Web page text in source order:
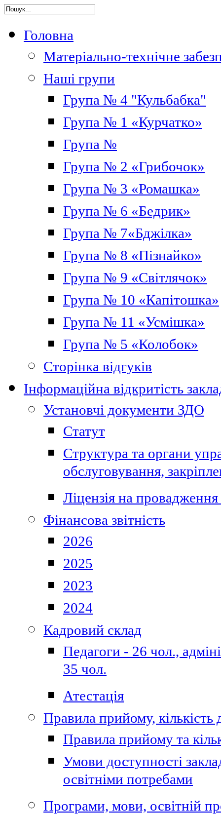
Головна
Матеріально-технічне
Наші групи
Група № 4 "Кульбабка"
Група № 1 «Курчатко»
Група №
Група № 2 «Грибочок»
Група № 3 «Ромашка»
Група № 6 «Бедрик»
Група № 7«Бджілка»
Група № 8 «Пізнайко»
Група № 9 «Світлячок»
Група № 10 «Капітошка»
Група № 11 «Усмішка»
Група № 5 «Колобок»
Сторінка відгуків
Інформаційна відкритість
Установчі документи ЗДО
Статут
Структура та органи
обслуговування,
Ліцензія на провадження
Фінансова звітність
2026
2025
2023
2024
Кадровий склад
Педагоги - 26 чол.,
35 чол.
Атестація
Правила прийому, кількість
Правила прийому та
Умови доступності
освітніми потребами
Програми, мови, освітній